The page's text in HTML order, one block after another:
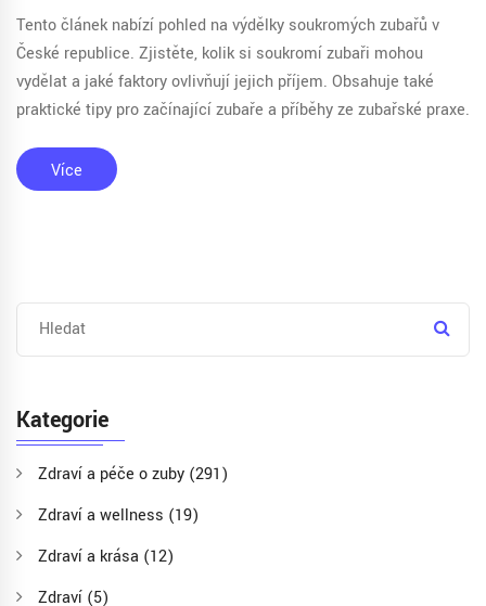
Tento článek nabízí pohled na výdělky soukromých zubařů v
České republice. Zjistěte, kolik si soukromí zubaři mohou
vydělat a jaké faktory ovlivňují jejich příjem. Obsahuje také
praktické tipy pro začínající zubaře a příběhy ze zubařské praxe.
Více
Kategorie
Zdraví a péče o zuby (291)
Zdraví a wellness (19)
Zdraví a krása (12)
Zdraví (5)